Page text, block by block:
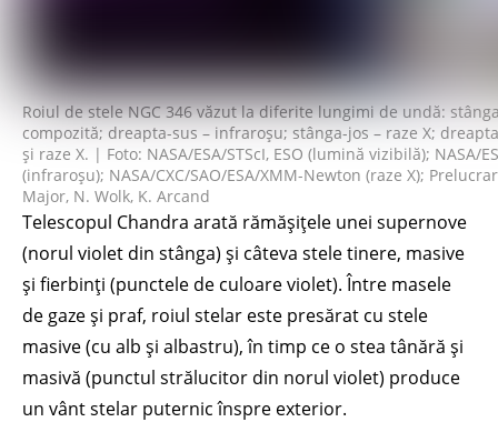
Roiul de stele NGC 346 văzut la diferite lungimi de undă:
compozită; dreapta-sus – infraroșu; stânga-jos – raze X;
și raze X. | Foto: NASA/ESA/STScI, ESO (lumină vizibilă); NASA/
(infraroșu); NASA/CXC/SAO/ESA/XMM-Newton (raze X);
Major, N. Wolk, K. Arcand
Telescopul Chandra arată rămășițele unei supernove
(norul violet din stânga) și câteva stele tinere, masive
și fierbinți (punctele de culoare violet). Între masele
de gaze și praf, roiul stelar este presărat cu stele
masive (cu alb și albastru), în timp ce o stea tânără și
masivă (punctul strălucitor din norul violet) produce
un vânt stelar puternic înspre exterior.